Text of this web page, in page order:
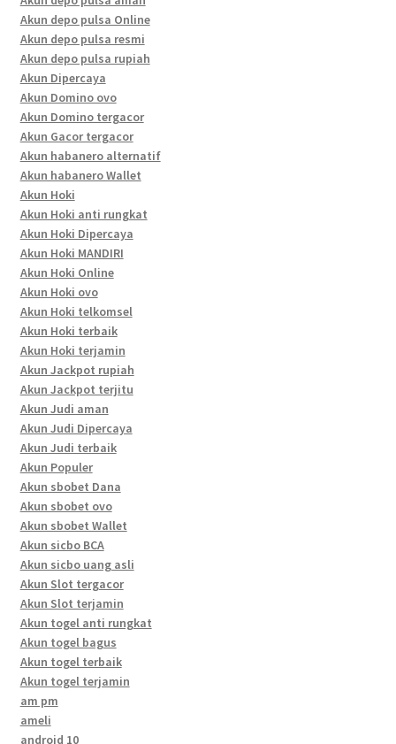
Akun depo pulsa Online
Akun depo pulsa resmi
Akun depo pulsa rupiah
Akun Dipercaya
Akun Domino ovo
Akun Domino tergacor
Akun Gacor tergacor
Akun habanero alternatif
Akun habanero Wallet
Akun Hoki
Akun Hoki anti rungkat
Akun Hoki Dipercaya
Akun Hoki MANDIRI
Akun Hoki Online
Akun Hoki ovo
Akun Hoki telkomsel
Akun Hoki terbaik
Akun Hoki terjamin
Akun Jackpot rupiah
Akun Jackpot terjitu
Akun Judi aman
Akun Judi Dipercaya
Akun Judi terbaik
Akun Populer
Akun sbobet Dana
Akun sbobet ovo
Akun sbobet Wallet
Akun sicbo BCA
Akun sicbo uang asli
Akun Slot tergacor
Akun Slot terjamin
Akun togel anti rungkat
Akun togel bagus
Akun togel terbaik
Akun togel terjamin
am pm
ameli
android 10